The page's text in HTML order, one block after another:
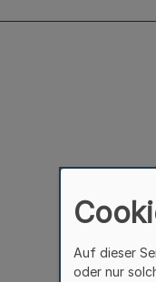
Auf dieser
oder nur